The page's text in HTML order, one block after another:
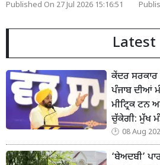
Published On 27 Jul 2026 15:16:51
Latest
ਕੇਂਦਰ ਸਰਕਾਰ
ਪੰਜਾਬ ਦੀਆਂ
ਮੀਟ੍ਰਿਕ ਟਨ
ਚੁੱਕੇਗੀ: ਮੁੱਖ
08 Aug
‘ਬੇਅਦਬੀ’